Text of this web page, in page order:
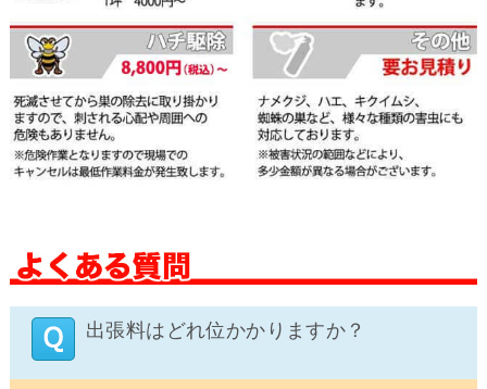
出張料はどれ位かかりますか？